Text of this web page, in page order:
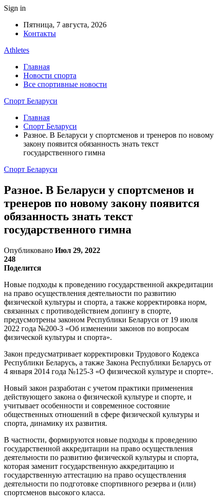
Sign in
Пятница, 7 августа, 2026
Контакты
Athletes
Главная
Новости спорта
Все спортивные новости
Спорт Беларуси
Главная
Спорт Беларуси
Разное. В Беларуси у спортсменов и тренеров по новому
закону появится обязанность знать текст
государственного гимна
Спорт Беларуси
Разное. В Беларуси у спортсменов и
тренеров по новому закону появится
обязанность знать текст
государственного гимна
Опубликовано Июл 29, 2022
248
Поделится
Новые подходы к проведению государственной аккредитации
на право осуществления деятельности по развитию
физической культуры и спорта, а также корректировка норм,
связанных с противодействием допингу в спорте,
предусмотрены законом Республики Беларуси от 19 июля
2022 года №200-3 «Об изменении законов по вопросам
физической культуры и спорта».
Закон предусматривает корректировки Трудового Кодекса
Республики Беларусь, а также Закона Республики Беларусь от
4 января 2014 года №125-З «О физической культуре и спорте».
Новый закон разработан с учетом практики применения
действующего закона о физической культуре и спорте, и
учитывает особенности и современное состояние
общественных отношений в сфере физической культуры и
спорта, динамику их развития.
В частности, формируются новые подходы к проведению
государственной аккредитации на право осуществления
деятельности по развитию физической культуры и спорта,
которая заменит государственную аккредитацию и
государственную аттестацию на право осуществления
деятельности по подготовке спортивного резерва и (или)
спортсменов высокого класса.